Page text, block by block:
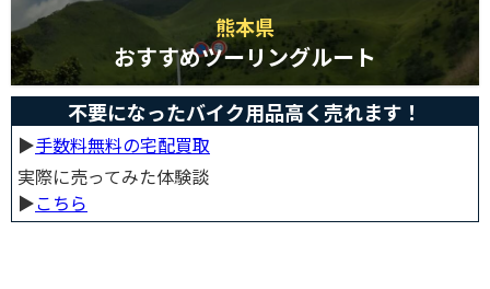
熊本県
おすすめツーリングルート
不要になったバイク用品高く売れます！
▶︎手数料無料の宅配買取
実際に売ってみた体験談
▶︎こちら